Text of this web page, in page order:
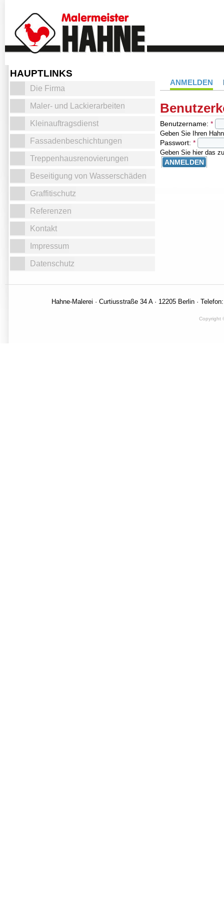
HAUPTLINKS
Die Firma
Maler- und Lackierarbeiten
Kleinauftragsdienst
Fassadenbeschichtungen
Treppenhausrenovierungen
Beseitigung von Wasserschäden
Graffitischutz
Referenzen
Kontakt
Impressum
Datenschutz
ANMELDEN
Benutzername: *
Geben Sie Ihren
Passwort: *
Geben Sie hier das
Hahne-Malerei · Curtiusstraße 34 A · 12205 Berlin ·
Copyright